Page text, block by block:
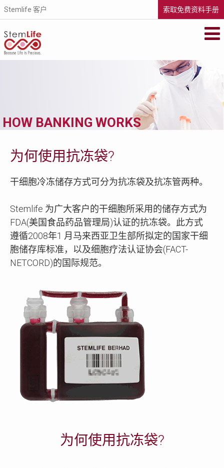
Stemlife 客户 索取免费资料手册
STEMLIFE BERHAD
Secure your family's future health by
storing your newborn's stem cells with
StemLife, the pioneer of the cord blood
6 months old, find out if your baby is
carrying life-threatening metabolic
VISIT WEBSITE
HOW BANKING WORKS
为何使用抗冻袋?
干细胞冷冻储存方式可分为抗冻袋及抗冻管两种。
Stemlife 为广大客户的干细胞所采用的储存方式为
FDA(美国食品药品管理局)认证的抗冻袋。此方式
遵循2008年1 月马来西亚卫生部所拟定的国家干细
胞储存库标准，以及细胞疗法认证协会(FACT-
NETCORD)的国际规范。
为何使用抗冻袋?